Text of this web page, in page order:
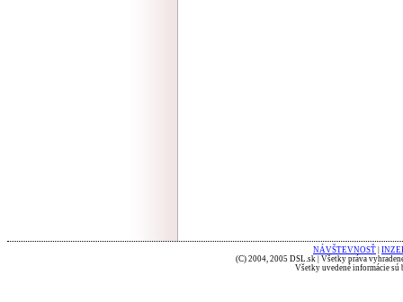
NÁVŠTEVNOSŤ
(C) 2004, 2005 DSL.sk | Všetky práva
Všetky uvedené informácie sú